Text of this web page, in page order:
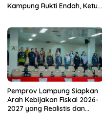
Kampung Rukti Endah, Ketua
dari Desa
Pemprov Lampung Siapkan
Arah Kebijakan Fiskal 2026-
2027 yang Realistis dan